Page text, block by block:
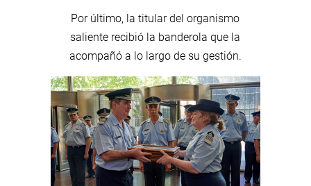
Por último, la titular del organismo
saliente recibió la banderola que la
acompañó a lo largo de su gestión.